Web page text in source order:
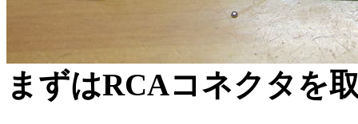
まずはRCAコネクタを